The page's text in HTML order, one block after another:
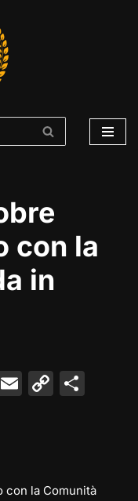
con la
in
E C
Li vi
con la Comunità